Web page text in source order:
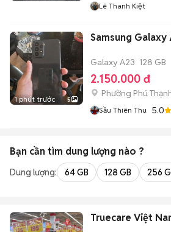
Lê Thanh Kiệt
1 phút trước 5
Samsung Galaxy
Galaxy A23 128 GB
2.150.000 đ
Phường Phú
Sầu Thiên Thu 5.0
Bạn cần tìm dung lượng nào ?
Dung lượng: 64 GB 128 GB 256
Truecare Việt